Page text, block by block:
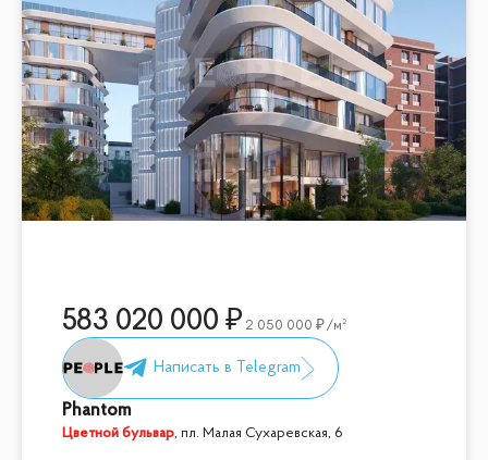
583 020 000 2 050 000 /м²
Phantom
Цветной бульвар,пл. Малая Сухаревская, 6